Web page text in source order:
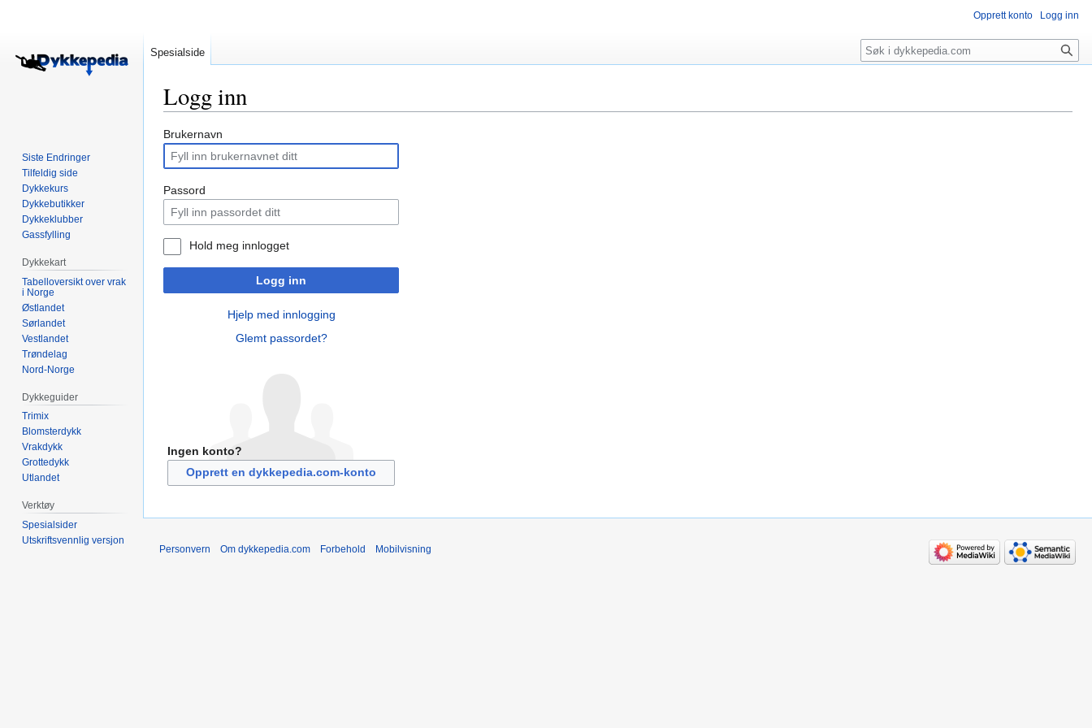
Logg inn
Hopp
navigering
Hopp
søk
Brukernavn
Passord
Hold meg innlogget
Logg inn
Hjelp med innlogging
Glemt passordet?
Ingen konto?
Opprett en dykkepedia.com-konto
Opprett konto Logg inn
Spesialside Søk
Siste Endringer
Tilfeldig side
Dykkekurs
Dykkebutikker
Dykkeklubber
Gassfylling
Dykkekart
Tabelloversikt over vrak
i Norge
Østlandet
Sørlandet
Vestlandet
Trøndelag
Nord-Norge
Dykkeguider
Trimix
Blomsterdykk
Vrakdykk
Grottedykk
Utlandet
Verktøy
Spesialsider
Utskriftsvennlig versjon
Personvern Om dykkepedia.com Forbehold Mobilvisning